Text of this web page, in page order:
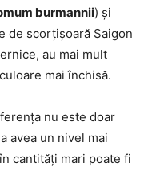
burmannii) și
de scorțișoară Saigon
au mai mult
mai închisă.
nu este doar
avea un nivel mai
cantități mari poate fi